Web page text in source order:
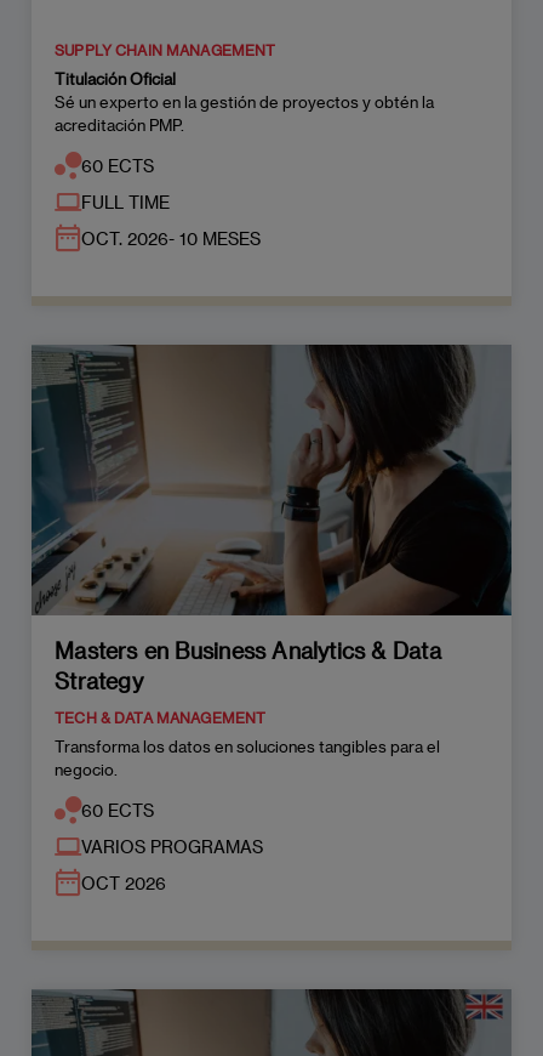
SUPPLY CHAIN MANAGEMENT
Titulación Oficial
Sé un experto en la gestión de proyectos y obtén la
acreditación PMP.
60 ECTS
FULL TIME
OCT. 2026- 10 MESES
Masters en Business Analytics & Data
Strategy
TECH & DATA MANAGEMENT
Transforma los datos en soluciones tangibles para el
negocio.
60 ECTS
VARIOS PROGRAMAS
OCT 2026